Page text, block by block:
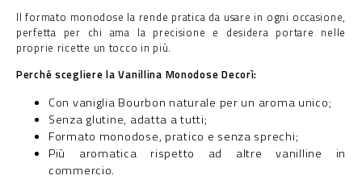
Il formato monodose la rende pratica da usare in ogni occasione,
perfetta per chi ama la precisione e desidera portare nelle
proprie ricette un tocco in più.
Perché scegliere la Vanillina Monodose Decorì:
Con vaniglia Bourbon naturale per un aroma unico;
Senza glutine, adatta a tutti;
Formato monodose, pratico e senza sprechi;
Più aromatica rispetto ad altre vanilline in
commercio.